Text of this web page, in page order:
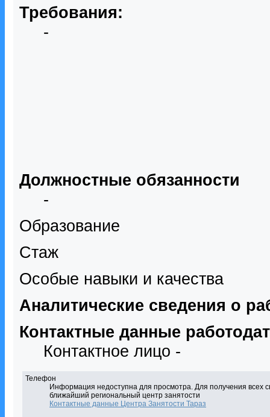
Требования:
-
Должностные обязанности
-
Образование
Стаж
Особые навыки и качества
Аналитические сведения о
Контактные данные
Контактное лицо -
Телефон
Информация недоступна для просмотра. Для получения всех
ближайший региональный центр занятости
Контактные данные Центра Занятости Тараз